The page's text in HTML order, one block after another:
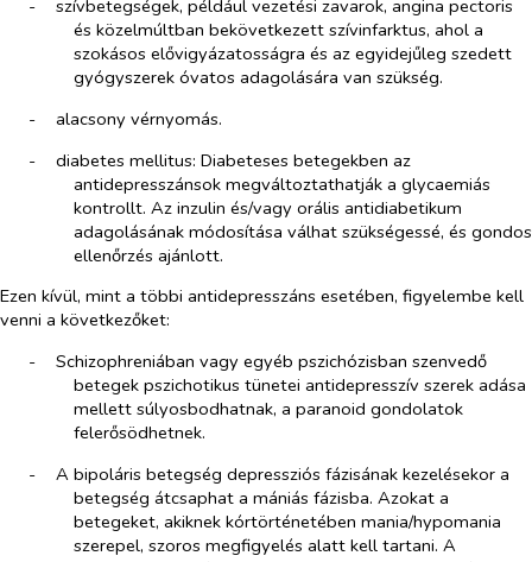
-​
szívbetegségek, például vezetési zavarok, angina pectoris
és közelmúltban bekövetkezett szívinfarktus, ahol a
szokásos elővigyázatosságra és az egyidejűleg szedett
gyógyszerek óvatos adagolására van szükség.
-​
alacsony vérnyomás.
-​
diabetes mellitus: Diabeteses betegekben az
antidepresszánsok megváltoztathatják a glycaemiás
kontrollt. Az inzulin és/vagy orális antidiabetikum
adagolásának módosítása válhat szükségessé, és gondos
ellenőrzés ajánlott.
Ezen kívül, mint a többi antidepresszáns esetében, figyelembe kell
venni a következőket:
-​
Schizophreniában vagy egyéb pszichózisban szenvedő
betegek pszichotikus tünetei antidepresszív szerek adása
mellett súlyosbodhatnak, a paranoid gondolatok
felerősödhetnek.
-​
A bipoláris betegség depressziós fázisának kezelésekor a
betegség átcsaphat a mániás fázisba. Azokat a
betegeket, akiknek kórtörténetében mania/hypomania
szerepel, szoros megfigyelés alatt kell tartani. A